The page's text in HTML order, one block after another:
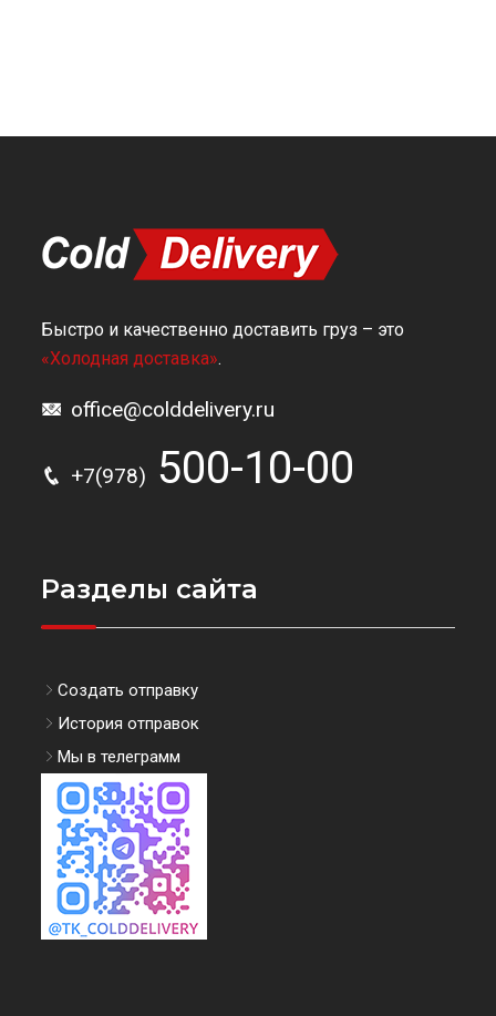
Быстро и качественно доставить груз – это
«Холодная доставка».
office@colddelivery.ru
+7(978) 500-10-00
Разделы сайта
Создать отправку
История отправок
Мы в телеграмм